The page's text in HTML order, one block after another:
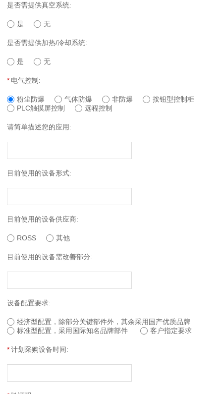
是否需提供真空系统:
是 无
是否需提供加热/冷却系统:
是 无
* 电气控制:
粉尘防爆 气体防爆 非防爆
按钮型控制柜
PLC触摸屏控制
远程控制
请简单描述您的应用:
目前使用的设备形式:
目前使用的设备供应商:
ROSS 其他
目前使用的设备需改善部分:
设备配置要求:
经济型配置，除部分关键部件外，其余采用国产优质品牌
标准型配置，采用国际知名品牌部件
客户指定要求
*计划采购设备时间: